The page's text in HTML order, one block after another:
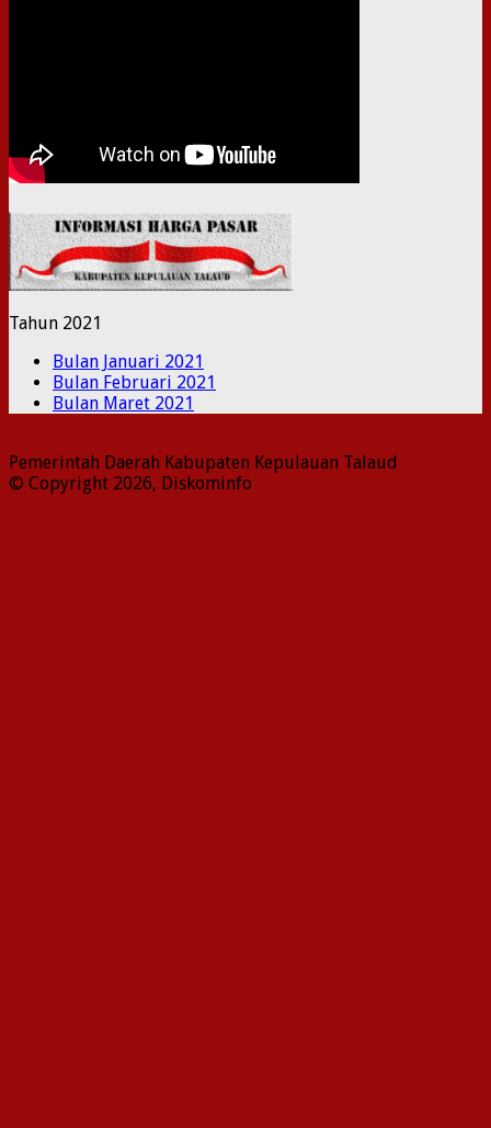
Tahun 2021
Bulan Januari 2021
Bulan Februari 2021
Bulan Maret 2021
Pemerintah Daerah Kabupaten Kepulauan Talaud
© Copyright 2026, Diskominfo